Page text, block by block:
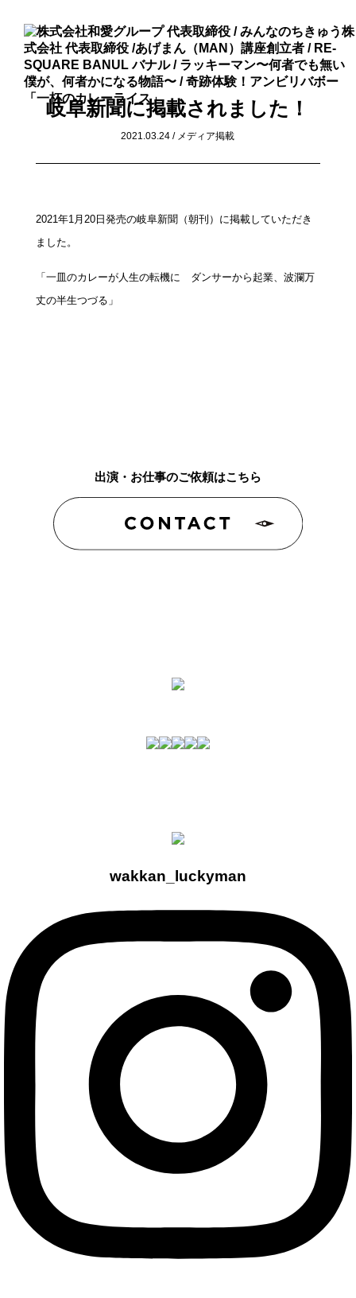
岐阜新聞に掲載されました！
2021.03.24 / メディア掲載
2021年1月20日発売の岐阜新聞（朝刊）に掲載していただき
ました。
「一皿のカレーが人生の転機に ダンサーから起業、波瀾万
丈の半生つづる」
出演・お仕事のご依頼はこちら
wakkan_luckyman